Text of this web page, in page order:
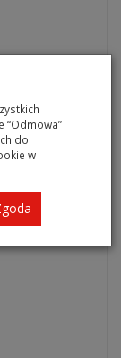
“Odmowa”
do
w